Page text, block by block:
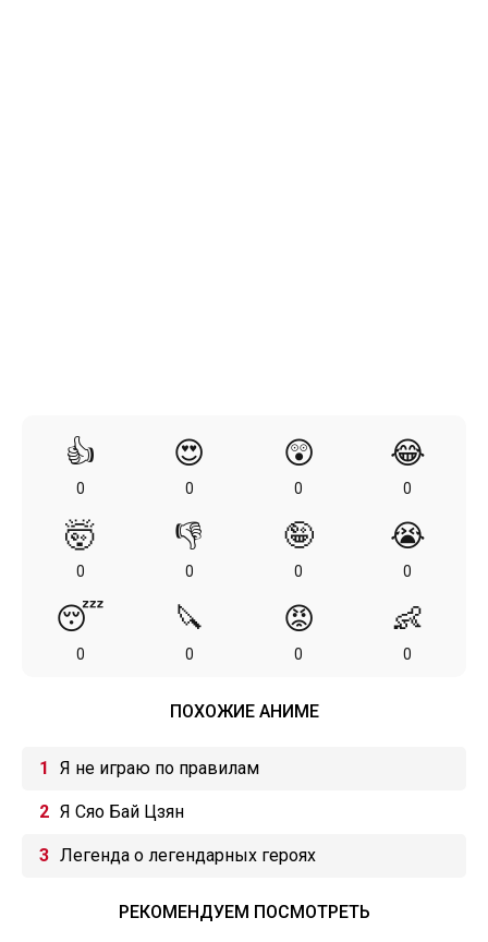
👍
0
😍
0
😲
0
😂
0
🤯
0
👎
0
🤪
0
😭
0
😴
0
🔪
0
😡
0
👶
0
ПОХОЖИЕ АНИМЕ
Я не играю по правилам
Я Сяо Бай Цзян
Легенда о легендарных героях
РЕКОМЕНДУЕМ ПОСМОТРЕТЬ